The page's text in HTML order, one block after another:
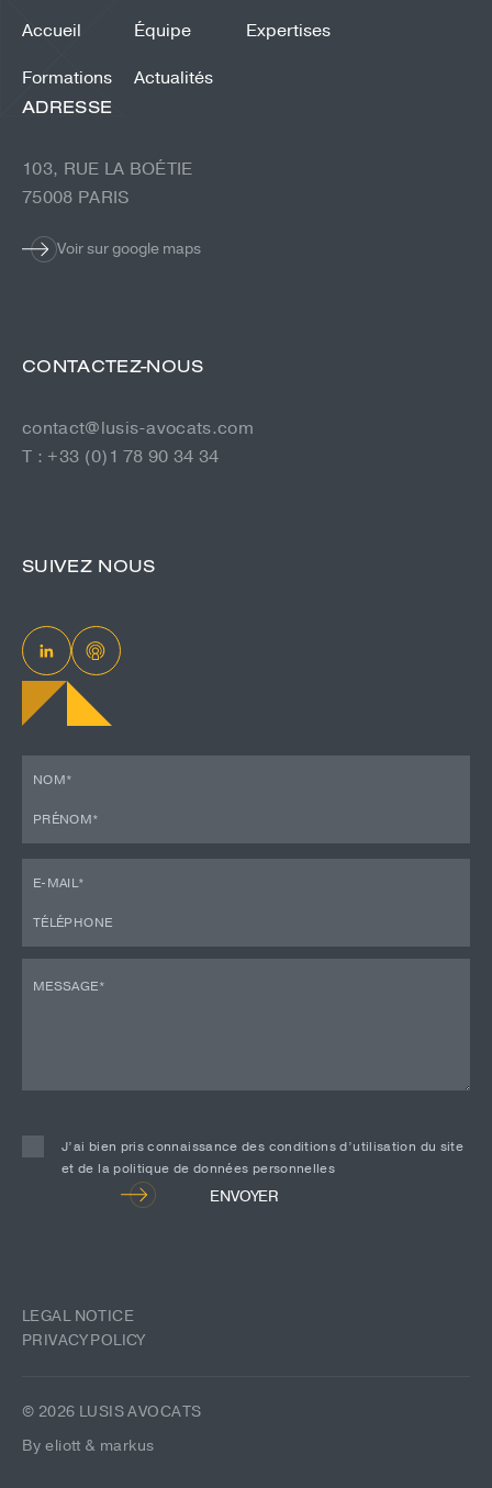
SUIVEZ NOUS
ADRESSE
103, RUE LA BOÉTIE
75008 PARIS
Voir sur google maps
Accueil Équipe
Expertises
Formations
Actualités
CONTACTEZ-NOUS
contact@lusis-avocats.com
T : +33 (0)1 78 90 34 34
J’ai bien pris connaissance des conditions d’utilisation du site
et de la politique de données personnelles
ENVOYER
© 2026 LUSIS AVOCATS
LEGAL NOTICE
PRIVACY POLICY
By eliott & markus